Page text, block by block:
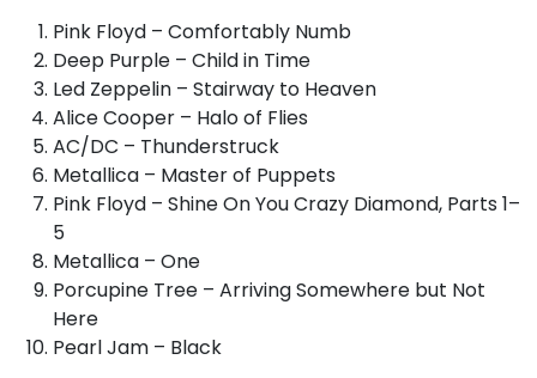
Pink Floyd – Comfortably Numb
Deep Purple – Child in Time
Led Zeppelin – Stairway to Heaven
Alice Cooper – Halo of Flies
AC/DC – Thunderstruck
Metallica – Master of Puppets
Pink Floyd – Shine On You Crazy Diamond, Parts 1–
5
Metallica – One
Porcupine Tree – Arriving Somewhere but Not
Here
Pearl Jam – Black